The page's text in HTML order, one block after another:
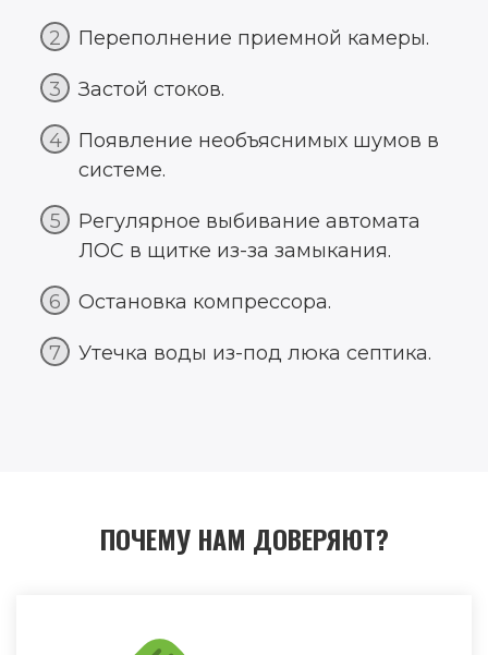
Переполнение приемной камеры.
Застой стоков.
Появление необъяснимых шумов в
системе.
Регулярное выбивание автомата
ЛОС в щитке из-за замыкания.
Остановка компрессора.
Утечка воды из-под люка септика.
ПОЧЕМУ НАМ ДОВЕРЯЮТ?